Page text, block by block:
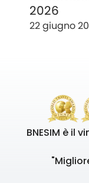
2026
22 giugno
BNESIM è il